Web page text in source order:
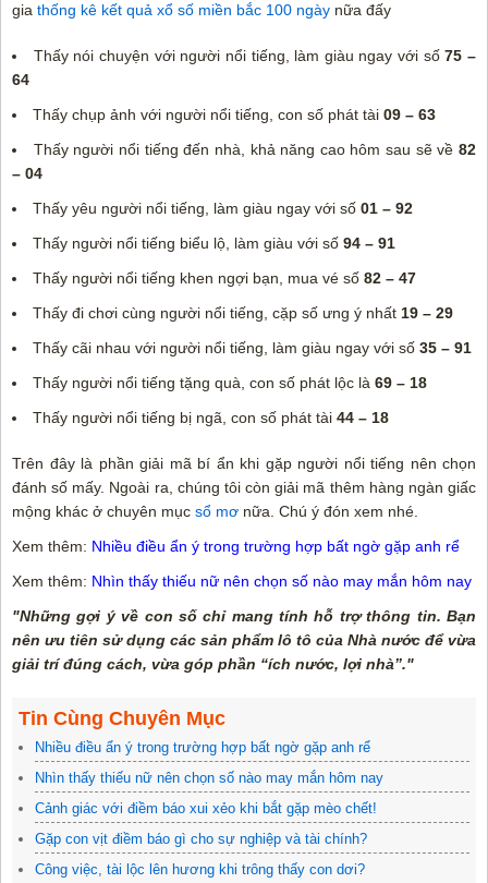
gia thống kê kết quả xổ số miền bắc 100 ngày nữa đấy
Thấy nói chuyện với người nổi tiếng, làm giàu ngay với số75 –
64
Thấy chụp ảnh với người nổi tiếng, con số phát tài 09 – 63
Thấy người nổi tiếng đến nhà, khả năng cao hôm sau sẽ về82
– 04
Thấy yêu người nổi tiếng, làm giàu ngay với số 01 – 92
Thấy người nổi tiếng biểu lộ, làm giàu với số 94 – 91
Thấy người nổi tiếng khen ngợi bạn, mua vé số 82 – 47
Thấy đi chơi cùng người nổi tiếng, cặp số ưng ý nhất 19 – 29
Thấy cãi nhau với người nổi tiếng, làm giàu ngay với số 35 – 91
Thấy người nổi tiếng tặng quà, con số phát lộc là 69 – 18
Thấy người nổi tiếng bị ngã, con số phát tài 44 – 18
Trên đây là phần giải mã bí ẩn khi gặp người nổi tiếng nên chọn
đánh số mấy. Ngoài ra, chúng tôi còn giải mã thêm hàng ngàn giấc
mộng khác ở chuyên mục sổ mơ nữa. Chú ý đón xem nhé.
Xem thêm: Nhiều điều ẩn ý trong trường hợp bất ngờ gặp anh rể
Xem thêm: Nhìn thấy thiếu nữ nên chọn số nào may mắn hôm nay
"Những gợi ý về con số chỉ mang tính hỗ trợ thông tin. Bạn
nên ưu tiên sử dụng các sản phẩm lô tô của Nhà nước để vừa
giải trí đúng cách, vừa góp phần “ích nước, lợi nhà”."
Tin Cùng Chuyên Mục
Nhiều điều ẩn ý trong trường hợp bất ngờ gặp anh rể
Nhìn thấy thiếu nữ nên chọn số nào may mắn hôm nay
Cảnh giác với điềm báo xui xẻo khi bắt gặp mèo chết!
Gặp con vịt điềm báo gì cho sự nghiệp và tài chính?
Công việc, tài lộc lên hương khi trông thấy con dơi?